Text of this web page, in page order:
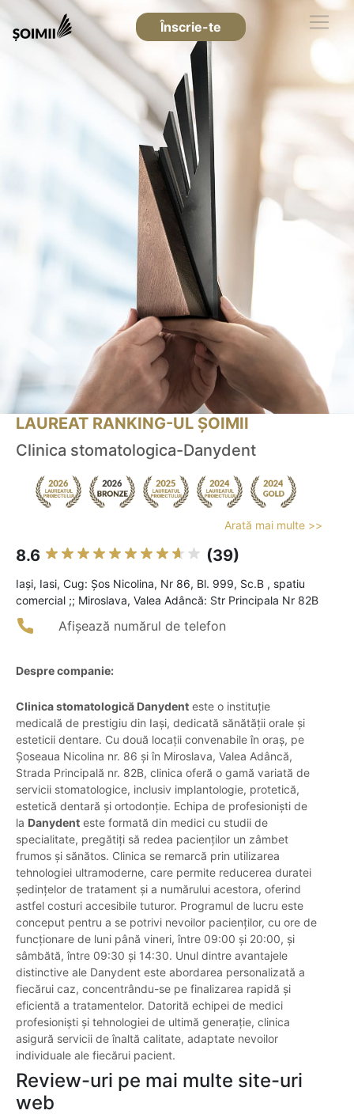
Înscrie-te
LAUREAT RANKING-UL ȘOIMII
Clinica stomatologica-Danydent
Arată mai multe >>
8.6 (39)
Iaşi, Iasi, Cug: Șos Nicolina, Nr 86, Bl. 999, Sc.B , spatiu
comercial ;; Miroslava, Valea Adâncă: Str Principala Nr 82B
Afișează numărul de telefon
Despre companie:
Clinica stomatologică Danydent este o instituție
medicală de prestigiu din Iași, dedicată sănătății orale și
esteticii dentare. Cu două locații convenabile în oraș, pe
Șoseaua Nicolina nr. 86 și în Miroslava, Valea Adâncă,
Strada Principală nr. 82B, clinica oferă o gamă variată de
servicii stomatologice, inclusiv implantologie, protetică,
estetică dentară și ortodonție. Echipa de profesioniști de
la Danydent este formată din medici cu studii de
specialitate, pregătiți să redea pacienților un zâmbet
frumos și sănătos. Clinica se remarcă prin utilizarea
tehnologiei ultramoderne, care permite reducerea duratei
ședințelor de tratament și a numărului acestora, oferind
astfel costuri accesibile tuturor. Programul de lucru este
conceput pentru a se potrivi nevoilor pacienților, cu ore de
funcționare de luni până vineri, între 09:00 și 20:00, și
sâmbătă, între 09:30 și 14:30. Unul dintre avantajele
distinctive ale Danydent este abordarea personalizată a
fiecărui caz, concentrându-se pe finalizarea rapidă și
eficientă a tratamentelor. Datorită echipei de medici
profesioniști și tehnologiei de ultimă generație, clinica
asigură servicii de înaltă calitate, adaptate nevoilor
individuale ale fiecărui pacient.
Review-uri pe mai multe site-uri
web